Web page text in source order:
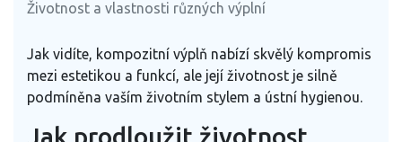
Životnost a vlastnosti různých výplní
Jak vidíte, kompozitní výplň nabízí skvělý kompromis
mezi estetikou a funkcí, ale její životnost je silně
podmíněna vaším životním stylem a ústní hygienou.
Jak prodloužit životnost